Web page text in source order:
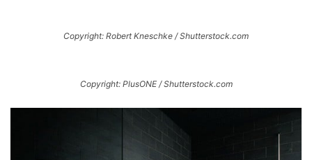
Copyright: Robert Kneschke / Shutterstock.com
Copyright: PlusONE / Shutterstock.com